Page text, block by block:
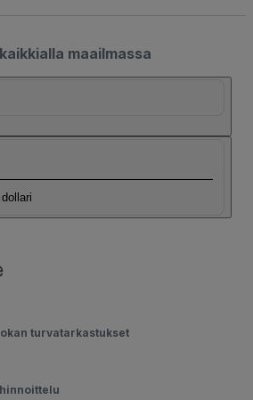
maailmassa
turvatarkastukset